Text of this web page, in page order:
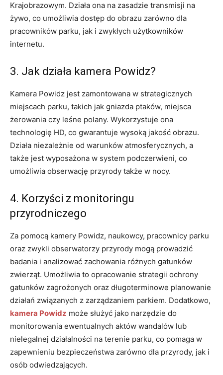
Krajobrazowym. Działa ona na zasadzie transmisji na
żywo, co umożliwia dostęp do obrazu zarówno dla
pracowników parku, jak i zwykłych użytkowników
internetu.
3. Jak działa kamera Powidz?
Kamera Powidz jest zamontowana w strategicznych
miejscach parku, takich jak gniazda ptaków, miejsca
żerowania czy leśne polany. Wykorzystuje ona
technologię HD, co gwarantuje wysoką jakość obrazu.
Działa niezależnie od warunków atmosferycznych, a
także jest wyposażona w system podczerwieni, co
umożliwia obserwację przyrody także w nocy.
4. Korzyści z monitoringu
przyrodniczego
Za pomocą kamery Powidz, naukowcy, pracownicy parku
oraz zwykli obserwatorzy przyrody mogą prowadzić
badania i analizować zachowania różnych gatunków
zwierząt. Umożliwia to opracowanie strategii ochrony
gatunków zagrożonych oraz długoterminowe planowanie
działań związanych z zarządzaniem parkiem. Dodatkowo,
kamera Powidz może służyć jako narzędzie do
monitorowania ewentualnych aktów wandalów lub
nielegalnej działalności na terenie parku, co pomaga w
zapewnieniu bezpieczeństwa zarówno dla przyrody, jak i
osób odwiedzających.